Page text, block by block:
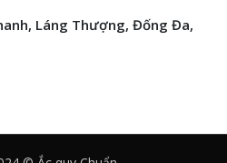
Láng Thượng, Đống Đa,